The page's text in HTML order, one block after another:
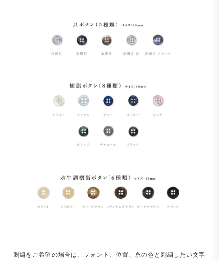
刺繍をご希望の場合は、フォント、位置、糸の色と刺繍したい文字